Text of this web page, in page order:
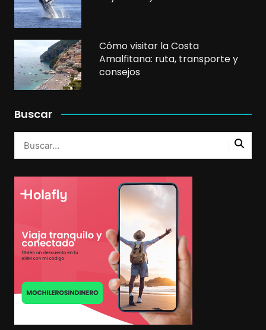
Cómo visitar la Costa
Amalfitana: ruta, transporte y
consejos
Buscar